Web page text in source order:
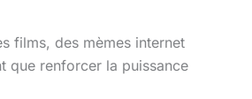
films, des mèmes internet
que renforcer la puissance